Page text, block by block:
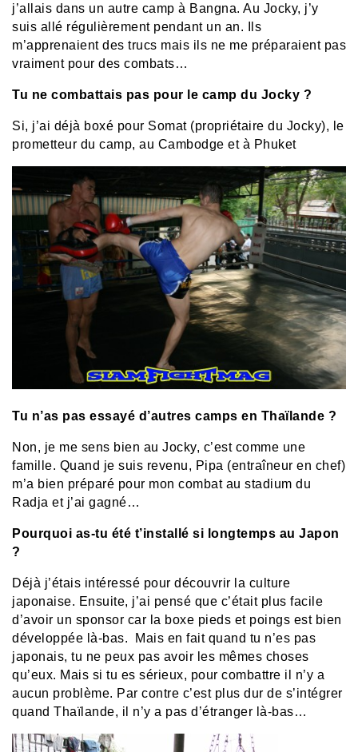
j’allais dans un autre camp à Bangna. Au Jocky, j’y
suis allé régulièrement pendant un an. Ils
m’apprenaient des trucs mais ils ne me préparaient pas
vraiment pour des combats…
Tu ne combattais pas pour le camp du Jocky ?
Si, j’ai déjà boxé pour Somat (propriétaire du Jocky), le
prometteur du camp, au Cambodge et à Phuket
Tu n’as pas essayé d’autres camps en Thaïlande ?
Non, je me sens bien au Jocky, c’est comme une
famille. Quand je suis revenu, Pipa (entraîneur en chef)
m’a bien préparé pour mon combat au stadium du
Radja et j’ai gagné…
Pourquoi as-tu été t’installé si longtemps au Japon
?
Déjà j’étais intéressé pour découvrir la culture
japonaise. Ensuite, j’ai pensé que c’était plus facile
d’avoir un sponsor car la boxe pieds et poings est bien
développée là-bas. Mais en fait quand tu n’es pas
japonais, tu ne peux pas avoir les mêmes choses
qu’eux. Mais si tu es sérieux, pour combattre il n’y a
aucun problème. Par contre c’est plus dur de s’intégrer
quand Thaïlande, il n’y a pas d’étranger là-bas…